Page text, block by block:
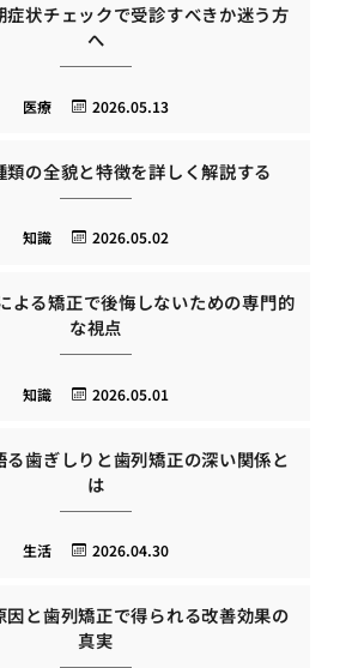
症状チェックで受診すべきか迷う方
へ
2026.05.13
医療
類の全貌と特徴を詳しく解説する
2026.05.02
知識
よる矯正で後悔しないための専門的
な視点
2026.05.01
知識
る歯ぎしりと歯列矯正の深い関係と
は
2026.04.30
生活
因と歯列矯正で得られる改善効果の
真実